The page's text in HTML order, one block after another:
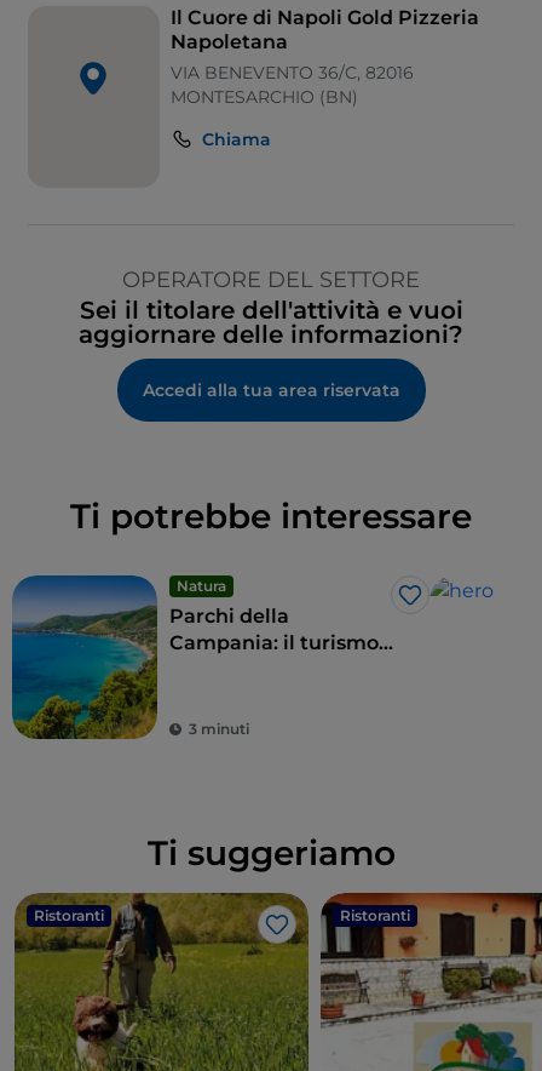
Il Cuore di Napoli Gold Pizzeria
Napoletana
VIA BENEVENTO 36/C, 82016
MONTESARCHIO (BN)
Chiama
OPERATORE DEL SETTORE
Sei il titolare dell'attività e vuoi
aggiornare delle informazioni?
Accedi alla tua area riservata
Ti potrebbe interessare
Natura
Like
Parchi della
Campania: il turismo
3 minuti
Ti suggeriamo
Ristoranti
Like
Ristoranti